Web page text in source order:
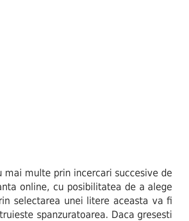
multe prin incercari succesive de
online, cu posibilitatea de a alege
selectarea unei litere aceasta va fi
spanzuratoarea. Daca gresesti